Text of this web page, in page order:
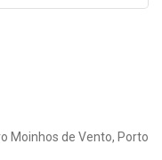
Moinhos de Vento, Porto